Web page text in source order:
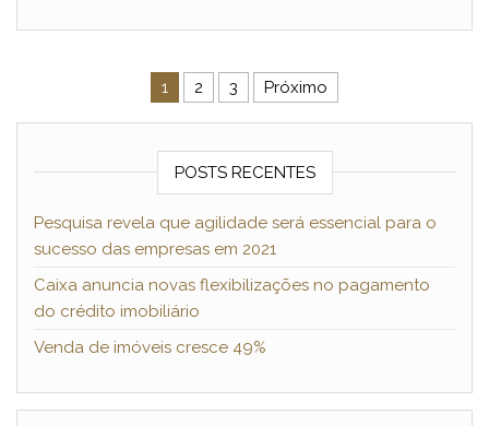
Paginação de posts
1 2 3 Próximo
POSTS RECENTES
Pesquisa revela que agilidade será essencial para o
sucesso das empresas em 2021
Caixa anuncia novas flexibilizações no pagamento
do crédito imobiliário
Venda de imóveis cresce 49%